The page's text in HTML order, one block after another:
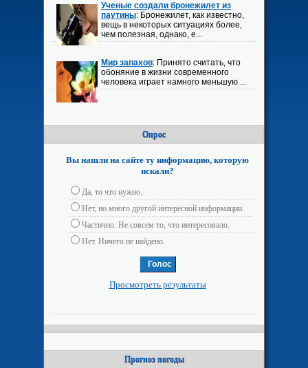
Ученые создали бронежилет из
паутины: Бронежилет, как известно,
вещь в некоторых ситуациях более,
чем полезная, однако, е...
Мир запахов: Принято считать, что
обоняние в жизни современного
человека играет намного меньшую ...
Опрос
Вы нашли на сайте ту информацию, которую
искали?
Да, то что нужно.
Нет, но много другой интересной информации.
Частично. Не совсем то, что интересовало.
Нет. Ничего не найдено.
Просмотреть результаты
Прогноз погоды